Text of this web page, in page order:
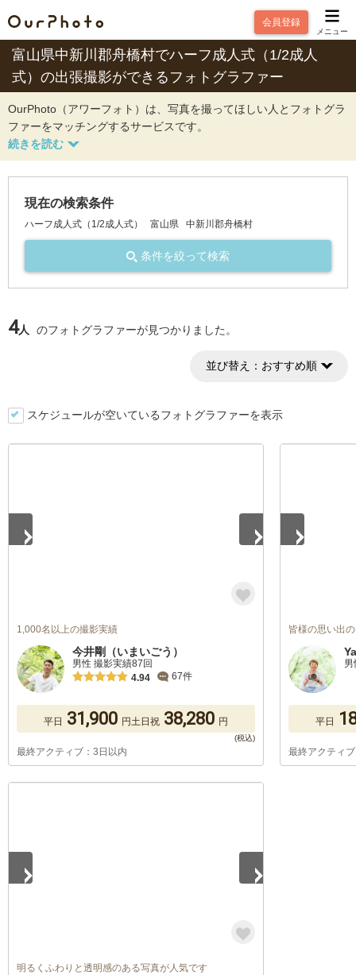
会員登録
メニュー
富山県中新川郡舟橋村でハーフ成人式（1/2成人
式）の出張撮影ができるフォトグラファー
OurPhoto（アワーフォト）は、写真を撮ってほしい人とフォトグラ
ファーをマッチングするサービスです。
現在の検索条件
ハーフ成人式（1/2成人式） 富山県 中新川郡舟橋村
条件を絞って検索
4人 のフォトグラファーが見つかりました。
並び替え： おすすめ順
スケジュールが空いているフォトグラファーを表示
1,000名以上の撮影実績
今井剛（いまいごう）
男性 撮影実績87回
4.94
67件
平日 31,900 円土日祝 38,280 円
最終アクティブ：3日以内
皆様の思い出
男
平日
最終アクティ
明るくふわりと透明感のある写真が人気です